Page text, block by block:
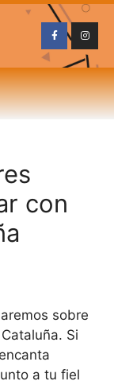
con
sobre
Si
a tu fiel